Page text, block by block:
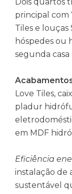
principal com
Tiles e louças
hóspedes ou
segunda
Love Tiles,
pladur
em MDF
Eficiência
instalação de
sustentável